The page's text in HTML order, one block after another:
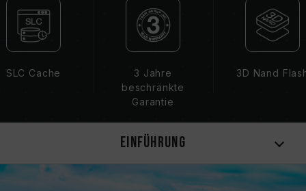
SLC Cache
3 Jahre
beschränkte
Garantie
3D Nand
Einführung